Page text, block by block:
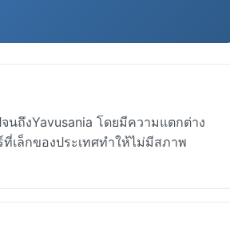
ถึงYavusania โดยมีความแตกต่าง
ล็กของประเทศทำให้ไม่มีสภาพ